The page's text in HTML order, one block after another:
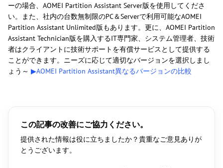
ーの場合、AOMEI Partition Assistant Server版を使用してくださ
い。また、社内の台数無制限のPC＆Serverで利用可能なAOMEI
Partition Assistant Unlimited版もあります。更に、AOMEI Partition
Assistant Technician版を購入するIT専門家、システム管理者、技術
者はクライアントに技術サポートを有償サービスとして提供する
ことができます。ニーズに応じて適切なバージョンを選択しまし
ょう～ ▶AOMEI Partition Assistant異なるバージョンの比較
この記事の改善にご協力ください。
提供された情報は役に立ちましたか？貴重なご意見ありが
とうございます。